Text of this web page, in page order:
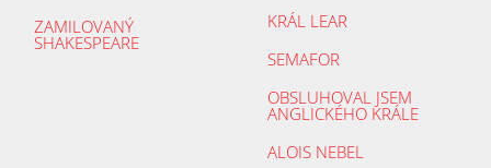
ZAMILOVANÝ
SHAKESPEARE
KRÁL LEAR
SEMAFOR
OBSLUHOVAL JSEM
ANGLICKÉHO KRÁLE
ALOIS NEBEL